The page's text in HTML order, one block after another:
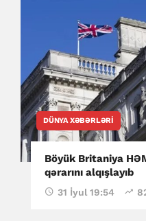
DÜNYA XƏBƏRLƏRI
Böyük Britaniya
qərarını alqışlayıb
31 İyul 19:54